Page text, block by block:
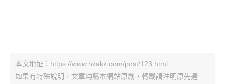
本文地址：https://www.hkakk.com/post/123.html
如果冇特殊說明，文章均屬本網站原創，轉載請注明原先連